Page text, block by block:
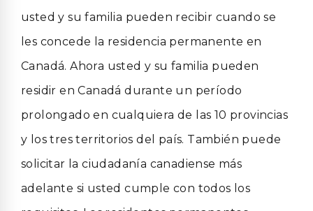
usted y su familia pueden recibir cuando se
les concede la residencia permanente en
Canadá. Ahora usted y su familia pueden
residir en Canadá durante un período
prolongado en cualquiera de las 10 provincias
y los tres territorios del país. También puede
solicitar la ciudadanía canadiense más
adelante si usted cumple con todos los